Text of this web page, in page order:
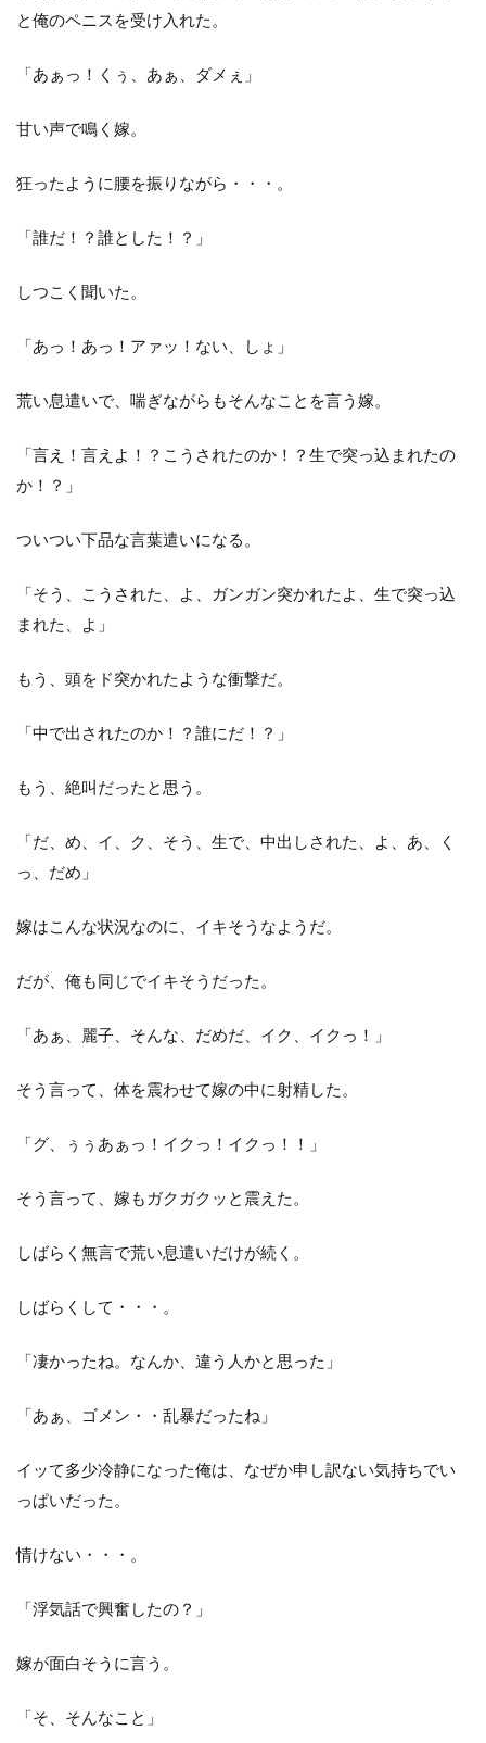
と俺のペニスを受け入れた。
「あぁっ！くぅ、あぁ、ダメぇ」
甘い声で鳴く嫁。
狂ったように腰を振りながら・・・。
「誰だ！？誰とした！？」
しつこく聞いた。
「あっ！あっ！アァッ！ない、しょ」
荒い息遣いで、喘ぎながらもそんなことを言う嫁。
「言え！言えよ！？こうされたのか！？生で突っ込まれたの
か！？」
ついつい下品な言葉遣いになる。
「そう、こうされた、よ、ガンガン突かれたよ、生で突っ込
まれた、よ」
もう、頭をド突かれたような衝撃だ。
「中で出されたのか！？誰にだ！？」
もう、絶叫だったと思う。
「だ、め、イ、ク、そう、生で、中出しされた、よ、あ、く
っ、だめ」
嫁はこんな状況なのに、イキそうなようだ。
だが、俺も同じでイキそうだった。
「あぁ、麗子、そんな、だめだ、イク、イクっ！」
そう言って、体を震わせて嫁の中に射精した。
「グ、ぅぅあぁっ！イクっ！イクっ！！」
そう言って、嫁もガクガクッと震えた。
しばらく無言で荒い息遣いだけが続く。
しばらくして・・・。
「凄かったね。なんか、違う人かと思った」
「あぁ、ゴメン・・乱暴だったね」
イッて多少冷静になった俺は、なぜか申し訳ない気持ちでい
っぱいだった。
情けない・・・。
「浮気話で興奮したの？」
嫁が面白そうに言う。
「そ、そんなこと」